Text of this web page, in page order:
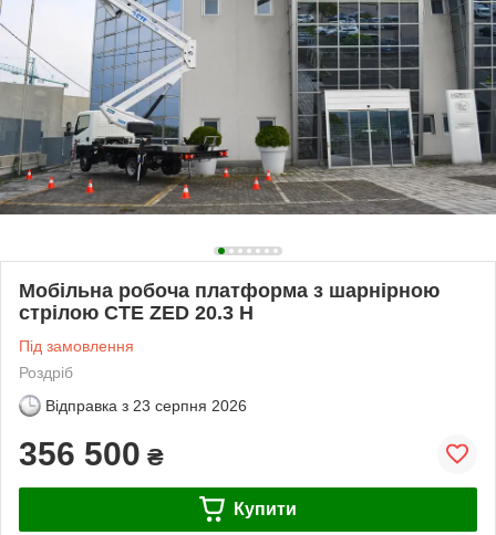
Мобільна робоча платформа з шарнірною
стрілою СТЕ ZED 20.3 H
Під замовлення
Роздріб
Відправка з 23 серпня 2026
356 500 ₴
Купити